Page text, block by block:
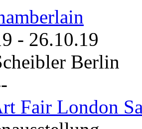
- 26.10.19
Berlin
Fair London